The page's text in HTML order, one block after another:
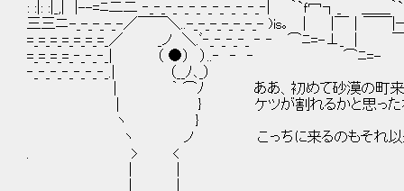
: :|: :|_,| |--=ﾆ二二 ‐_‐_‐_‐_‐_‐_‐_‐_‐_‐_‐| ｀`ｆ冖┐_ ＿
三三ニ-_-_-_-_-／￣￣＼..-_-_-_-_-_-_- )is｡ | |￣｜￣￣
=_=_=_=_=_=_=_／ _ノ ＼.ﾞ‐_‐_‐_‐_ ‐ ‐ ⌒ﾆ=-
=_=_=_=_‐_‐_‐_| （ ●） ）..‐ ‐ ‐ ⌒ﾆ=- ＿| |
‐_‐_‐_‐_‐_‐_‐_.| （__ﾉ､_） ￣￣￣￣￣ ‐
| ｀ ⌒ﾉ ああ、初めて砂漠の町来た
| } ケツが割れるかと思った
ヽ }
ヽ ノ こっちに来るのもそれ以来だ
. > <